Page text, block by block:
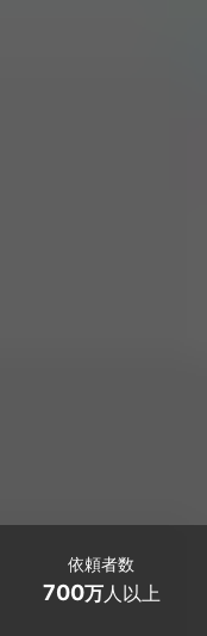
依頼者数
700万人以上